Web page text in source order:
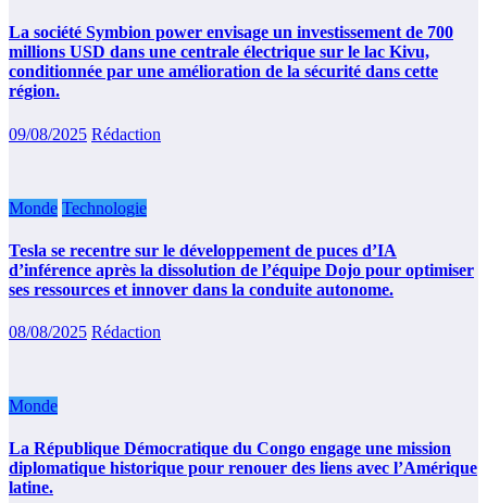
La société Symbion power envisage un investissement de 700
millions USD dans une centrale électrique sur le lac Kivu,
conditionnée par une amélioration de la sécurité dans cette
région.
09/08/2025 Rédaction
Monde Technologie
Tesla se recentre sur le développement de puces d’IA
d’inférence après la dissolution de l’équipe Dojo pour optimiser
ses ressources et innover dans la conduite autonome.
08/08/2025 Rédaction
Monde
La République Démocratique du Congo engage une mission
diplomatique historique pour renouer des liens avec l’Amérique
latine.